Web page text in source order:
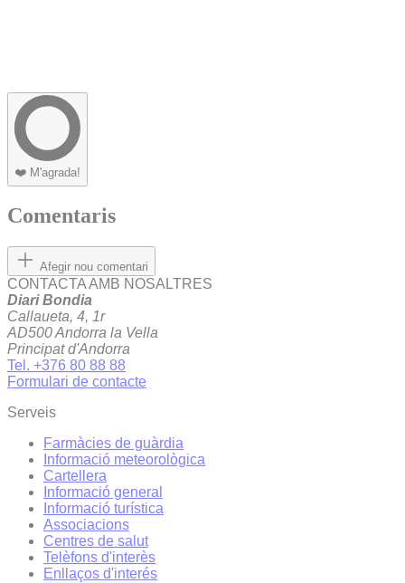
❤️ M'agrada!
Comentaris
Afegir nou comentari
CONTACTA AMB NOSALTRES
Diari Bondia
Callaueta, 4, 1r
AD500 Andorra la Vella
Principat d'Andorra
Tel. +376 80 88 88
Formulari de contacte
Serveis
Farmàcies de guàrdia
Informació meteorològica
Cartellera
Informació general
Informació turística
Associacions
Centres de salut
Telèfons d'interès
Enllaços d'interés